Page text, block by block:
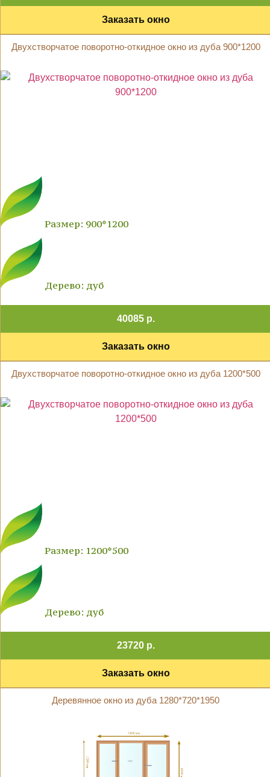
Заказать окно
Двухстворчатое поворотно-откидное окно из дуба 900*1200
Размер: 900*1200
Дерево: дуб
40085 р.
Заказать окно
Двухстворчатое поворотно-откидное окно из дуба 1200*500
Размер: 1200*500
Дерево: дуб
23720 р.
Заказать окно
Деревянное окно из дуба 1280*720*1950